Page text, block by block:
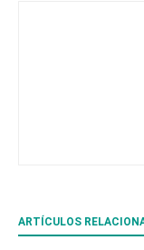
ARTÍCULOS